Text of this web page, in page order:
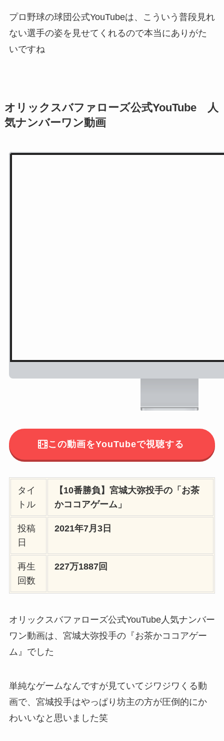
プロ野球の球団公式YouTubeは、こういう普段見れ
ない選手の姿を見せてくれるので本当にありがた
いですね
オリックスバファローズ公式YouTube 人
気ナンバーワン動画
この動画をYouTubeで視聴する
タイ
トル
【10番勝負】宮城大弥投手の「お茶
かココアゲーム」
投稿
日
2021年7月3日
再生
回数
227万1887回
オリックスバファローズ公式YouTube人気ナンバー
ワン動画は、宮城大弥投手の『お茶かココアゲー
ム』でした
単純なゲームなんですが見ていてジワジワくる動
画で、宮城投手はやっぱり坊主の方が圧倒的にか
わいいなと思いました笑